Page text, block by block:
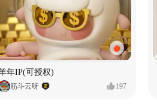
年IP(可授权)
筋斗云呀 197